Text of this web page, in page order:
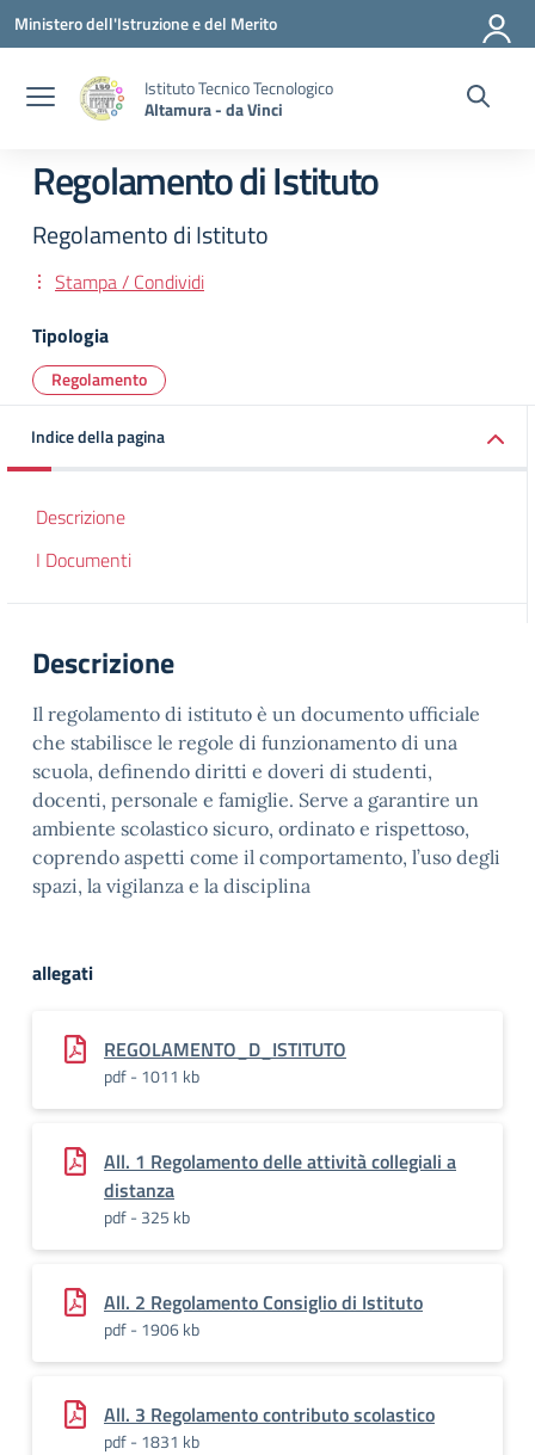
Vai ai contenuti
Vai al menu di navigazione
Vai al footer
Ministero dell'Istruzione e del Merito
Istituto Tecnico Tecnologico
Altamura - da Vinci
Regolamento di Istituto
Regolamento di Istituto
Stampa / Condividi
Tipologia
Regolamento
Indice della pagina
Descrizione
I Documenti
Descrizione
Il regolamento di istituto è un documento ufficiale
che stabilisce le regole di funzionamento di una
scuola, definendo diritti e doveri di studenti,
docenti, personale e famiglie. Serve a garantire un
ambiente scolastico sicuro, ordinato e rispettoso,
coprendo aspetti come il comportamento, l’uso degli
spazi, la vigilanza e la disciplina
allegati
REGOLAMENTO_D_ISTITUTO
pdf - 1011 kb
All. 1 Regolamento delle attività collegiali a
distanza
pdf - 325 kb
All. 2 Regolamento Consiglio di Istituto
pdf - 1906 kb
All. 3 Regolamento contributo scolastico
pdf - 1831 kb